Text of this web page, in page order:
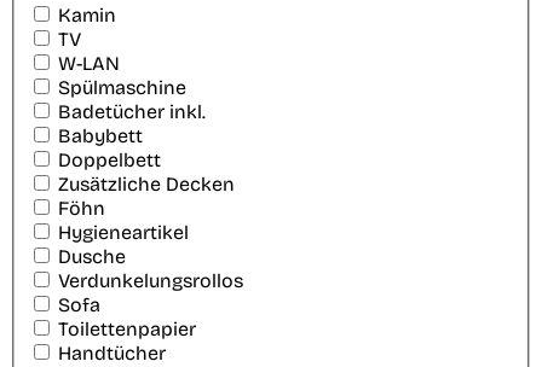
Kamin
TV
W-LAN
Spülmaschine
Badetücher inkl.
Babybett
Doppelbett
Zusätzliche Decken
Föhn
Hygieneartikel
Dusche
Verdunkelungsrollos
Sofa
Toilettenpapier
Handtücher